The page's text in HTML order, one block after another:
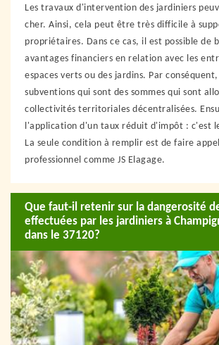
Les travaux d'intervention des jardiniers
cher. Ainsi, cela peut être très difficile à
propriétaires. Dans ce cas, il est possible de
avantages financiers en relation avec les
espaces verts ou des jardins. Par
subventions qui sont des sommes qui sont
collectivités territoriales décentralisées.
l'application d'un taux réduit d'impôt : c'est
La seule condition à remplir est de faire
professionnel comme JS Elagage.
Que faut-il retenir sur la dangerosité
effectuées par les jardiniers à
dans le 37120?